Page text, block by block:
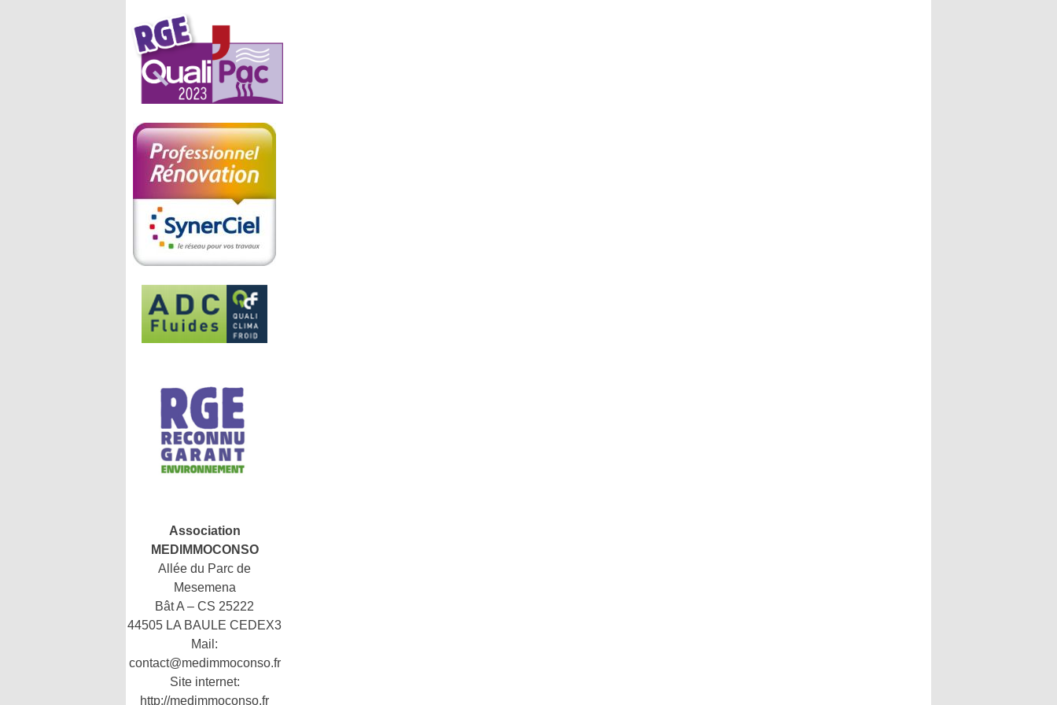
Association
MEDIMMOCONSO
Allée du Parc de
Mesemena
Bât A – CS 25222
44505 LA BAULE CEDEX3
Mail:
contact@medimmoconso.fr
Site internet:
http://medimmoconso.fr